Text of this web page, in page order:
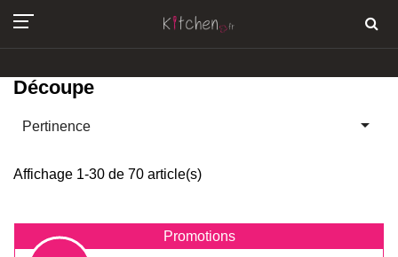
Découpe
Pertinence 
Affichage 1-30 de 70 article(s)
Promotions